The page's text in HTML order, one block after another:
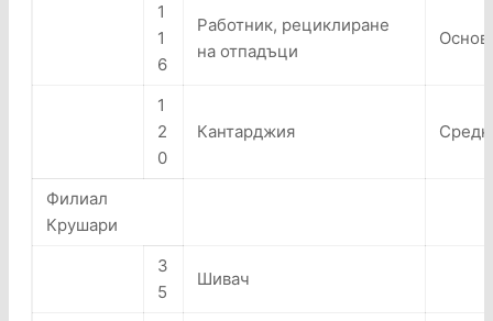
1
1
6
Работник, рециклиране
на отпадъци
1
2
0
Кантарджия
Филиал
Крушари
3
5
Шивач